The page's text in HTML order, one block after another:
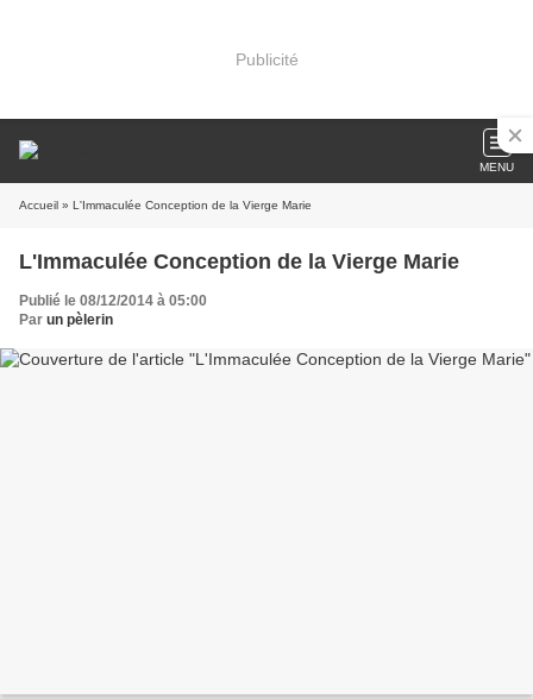
Publicité
MENU
Accueil » L'Immaculée Conception de la Vierge Marie
L'Immaculée Conception de la Vierge Marie
Publié le 08/12/2014 à 05:00
Par un pèlerin